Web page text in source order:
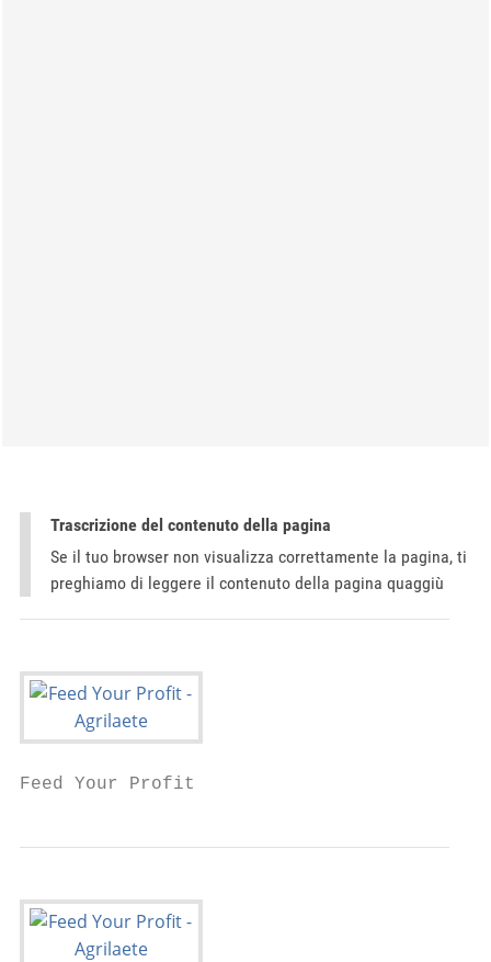
Trascrizione del contenuto della pagina
Se il tuo browser non visualizza correttamente la pagina, ti
preghiamo di leggere il contenuto della pagina quaggiù
Feed Your Profit